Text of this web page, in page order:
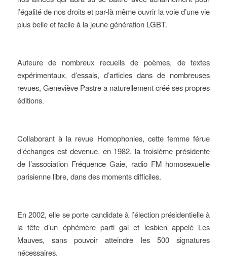
l’égalité de nos droits et par-là même ouvrir la voie d’une vie
plus belle et facile à la jeune génération LGBT.
Auteure de nombreux recueils de poèmes, de textes
expérimentaux, d’essais, d’articles dans de nombreuses
revues, Geneviève Pastre a naturellement créé ses propres
éditions.
Collaborant à la revue Homophonies, cette femme férue
d’échanges est devenue, en 1982, la troisième présidente
de l’association Fréquence Gaie, radio FM homosexuelle
parisienne libre, dans des moments difficiles.
En 2002, elle se porte candidate à l’élection présidentielle à
la tête d’un éphémère parti gai et lesbien appelé Les
Mauves, sans pouvoir atteindre les 500 signatures
nécessaires.